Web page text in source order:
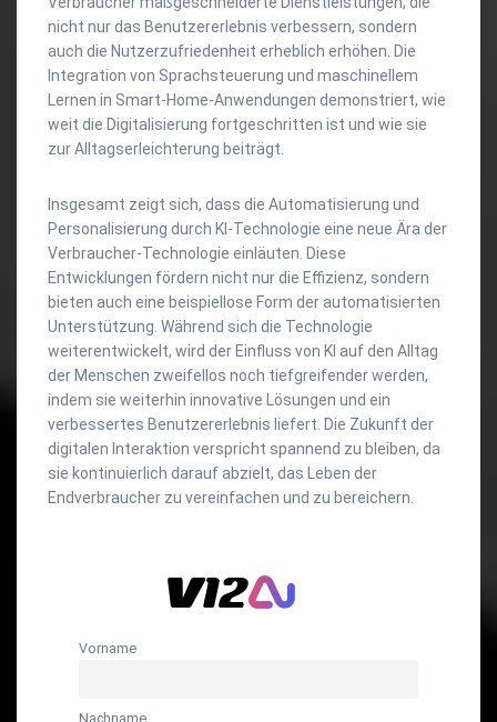
nicht nur das Benutzererlebnis verbessern, sondern
auch die Nutzerzufriedenheit erheblich erhöhen. Die
Integration von Sprachsteuerung und maschinellem
Lernen in Smart-Home-Anwendungen demonstriert, wie
weit die Digitalisierung fortgeschritten ist und wie sie
zur Alltagserleichterung beiträgt.
Insgesamt zeigt sich, dass die Automatisierung und
Personalisierung durch KI-Technologie eine neue Ära der
Verbraucher-Technologie einläuten. Diese
Entwicklungen fördern nicht nur die Effizienz, sondern
bieten auch eine beispiellose Form der automatisierten
Unterstützung. Während sich die Technologie
weiterentwickelt, wird der Einfluss von KI auf den Alltag
der Menschen zweifellos noch tiefgreifender werden,
indem sie weiterhin innovative Lösungen und ein
verbessertes Benutzererlebnis liefert. Die Zukunft der
digitalen Interaktion verspricht spannend zu bleiben, da
sie kontinuierlich darauf abzielt, das Leben der
Endverbraucher zu vereinfachen und zu bereichern.
Vorname
Nachname